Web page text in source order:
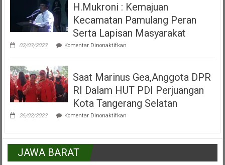
Alun
Kecamatan
Pamulang
Tangerang
Selatan
H.Mukroni : Kemajuan
Kecamatan Pamulang Peran
Serta Lapisan Masyarakat
02/03/2023 Komentar Dinonaktifkanpada
:
Kecamatan
Pamulang
Peran
Lapisan
Masyarakat
Saat Marinus Gea,Anggota DPR
RI Dalam HUT PDI Perjuangan
Kota Tangerang Selatan
26/02/2023 Komentar Dinonaktifkanpada
Gea,Anggota
DPR
Dalam
JAWA BARAT